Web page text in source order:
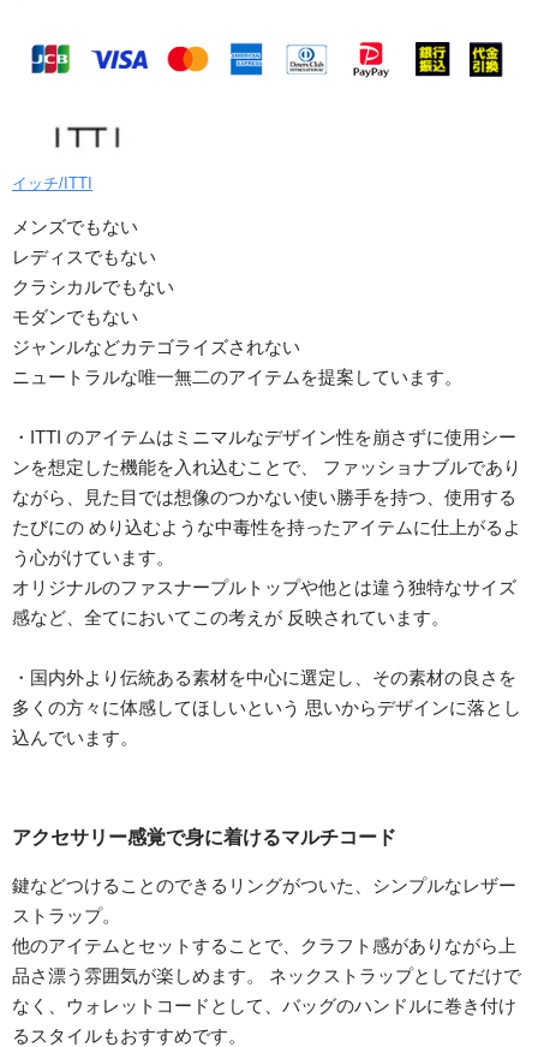
イッチ/ITTI
メンズでもない
レディスでもない
クラシカルでもない
モダンでもない
ジャンルなどカテゴライズされない
ニュートラルな唯一無二のアイテムを提案しています。
・ITTI のアイテムはミニマルなデザイン性を崩さずに使用シー
ンを想定した機能を入れ込むことで、 ファッショナブルであり
ながら、見た目では想像のつかない使い勝手を持つ、使用する
たびにの めり込むような中毒性を持ったアイテムに仕上がるよ
う心がけています。
オリジナルのファスナープルトップや他とは違う独特なサイズ
感など、全てにおいてこの考えが 反映されています。
・国内外より伝統ある素材を中心に選定し、その素材の良さを
多くの方々に体感してほしいという 思いからデザインに落とし
込んでいます。
アクセサリー感覚で身に着けるマルチコード
鍵などつけることのできるリングがついた、シンプルなレザー
ストラップ。
他のアイテムとセットすることで、クラフト感がありながら上
品さ漂う雰囲気が楽しめます。 ネックストラップとしてだけで
なく、ウォレットコードとして、バッグのハンドルに巻き付け
るスタイルもおすすめです。